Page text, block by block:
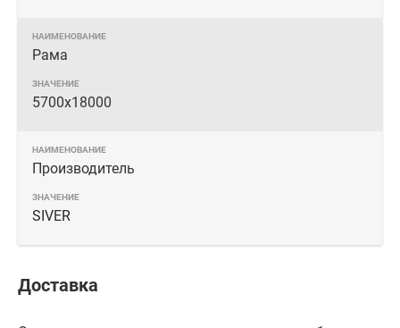
Рама
5700х18000
Производитель
SIVER
Доставка